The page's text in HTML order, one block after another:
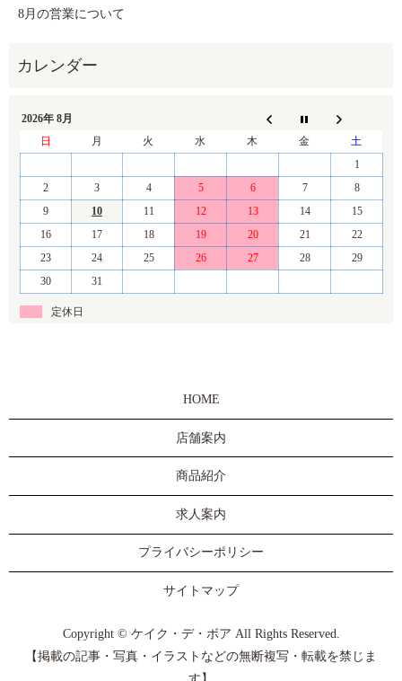
8月の営業について
2026年 8月
日
月 火 水 木 金
土
1
2
3 4 5 6 7
8
9
10 11 12 13 14
15
16
17 18 19 20 21
22
23
24 25 26 27 28
29
30
31
定休日
HOME
店舗案内
商品紹介
求人案内
プライバシーポリシー
サイトマップ
Copyright © ケイク・デ・ボア All Rights Reserved.
【掲載の記事・写真・イラストなどの無断複写・転載を禁じま